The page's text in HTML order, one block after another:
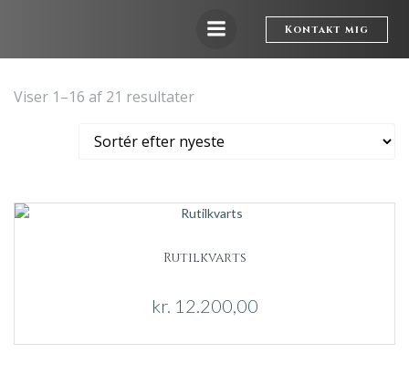
til
Kontakt mig
Viser 1–16 af 21 resultaterSorteret
seneste
Rutilkvarts
kr. 12.200,00